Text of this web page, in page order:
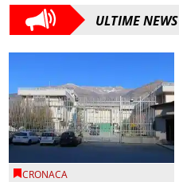
ULTIME NEWS
CRONACA